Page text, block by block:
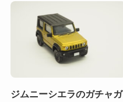
ジムニーシエラのガチャガ